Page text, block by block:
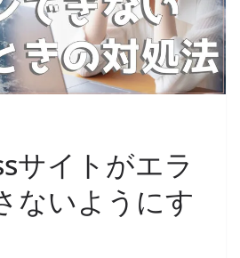
サイトがエラ
ないようにす